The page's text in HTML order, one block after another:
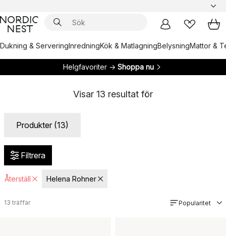
Dukning & ServeringInredningKök & MatlagningBelysningMattor &
Helgfavoriter → Shoppa nu
Visar 13 resultat för
Produkter (13)
Filtrera
Återställ Helena Rohner
13 träffar Popularitet